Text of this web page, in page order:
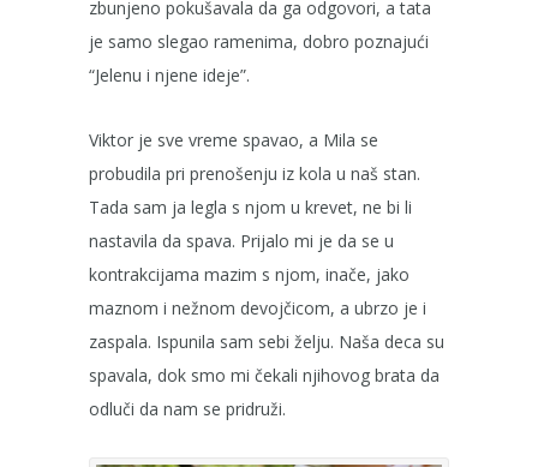
zbunjeno pokušavala da ga odgovori, a tata
je samo slegao ramenima, dobro poznajući
“Jelenu i njene ideje”.
Viktor je sve vreme spavao, a Mila se
probudila pri prenošenju iz kola u naš stan.
Tada sam ja legla s njom u krevet, ne bi li
nastavila da spava. Prijalo mi je da se u
kontrakcijama mazim s njom, inače, jako
maznom i nežnom devojčicom, a ubrzo je i
zaspala. Ispunila sam sebi želju. Naša deca su
spavala, dok smo mi čekali njihovog brata da
odluči da nam se pridruži.